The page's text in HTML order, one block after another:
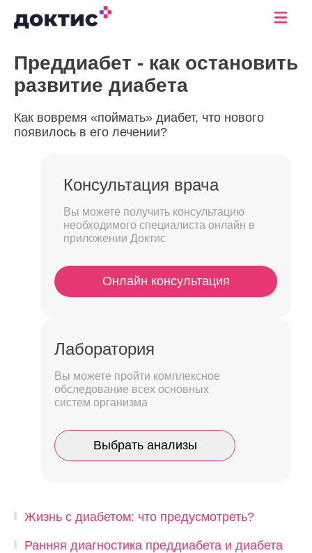
Преддиабет - как остановить
развитие диабета
Как вовремя «поймать» диабет, что нового
появилось в его лечении?
Консультация врача
Вы можете получить консультацию
необходимого специалиста онлайн в
приложении Доктис
Онлайн консультация
Лаборатория
Вы можете пройти комплексное
обследование всех основных
систем организма
Выбрать анализы
Жизнь с диабетом: что предусмотреть?
Ранняя диагностика преддиабета и диабета